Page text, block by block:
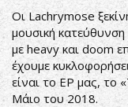
Οι Lachrymose
μουσική
με heavy και doom
έχουμε
είναι το EP μας, το
Μάιο του 2018.